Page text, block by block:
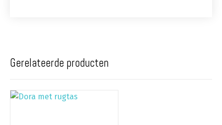
Gerelateerde producten